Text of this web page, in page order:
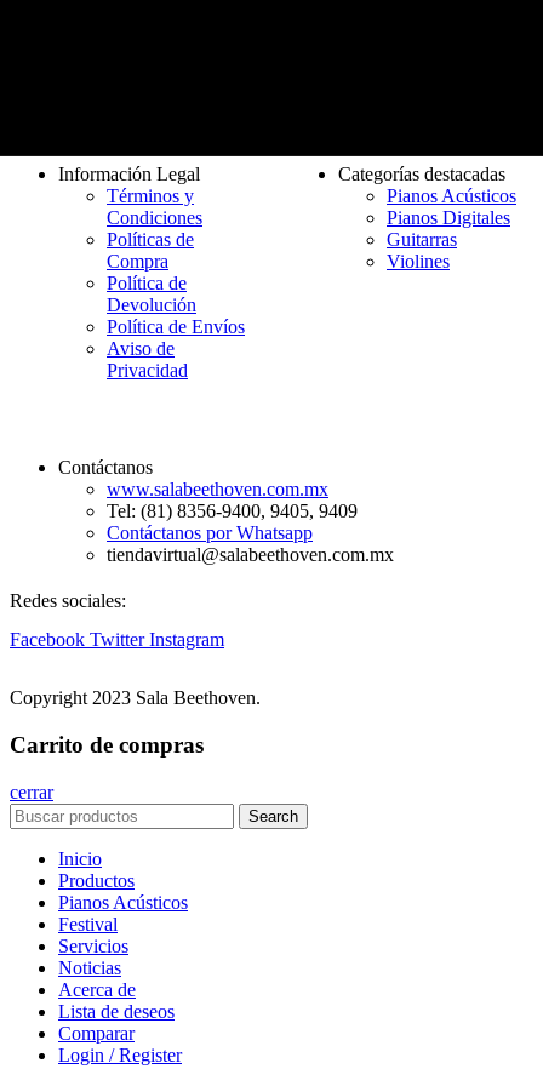
Información Legal
Términos y
Condiciones
Políticas de
Compra
Política de
Devolución
Política de Envíos
Aviso de
Privacidad
Categorías destacadas
Pianos Acústicos
Pianos Digitales
Guitarras
Violines
Contáctanos
www.salabeethoven.com.mx
Tel: (81) 8356-9400, 9405, 9409
Contáctanos por Whatsapp
tiendavirtual@salabeethoven.com.mx
Redes sociales:
Facebook Twitter Instagram
Copyright 2023 Sala Beethoven.
Carrito de compras
cerrar
Search
Inicio
Productos
Pianos Acústicos
Festival
Servicios
Noticias
Acerca de
Lista de deseos
Comparar
Login / Register